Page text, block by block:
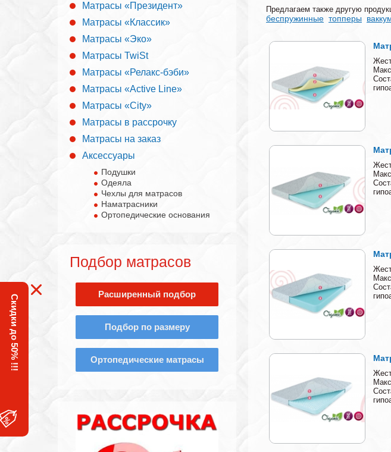
Матрасы «Президент»
Матрасы «Классик»
Матрасы «Эко»
Матрасы TwiSt
Матрасы «Релакс-бэби»
Матрасы «Active Line»
Матрасы «City»
Матрасы в рассрочку
Матрасы на заказ
Аксессуары
Подушки
Одеяла
Чехлы для матрасов
Наматрасники
Ортопедические основания
Подбор матрасов
Расширенный подбор
Подбор по размеру
Ортопедические матрасы
Предлагаем также другую
беспружинные топперы
Скидки до 50% !!!